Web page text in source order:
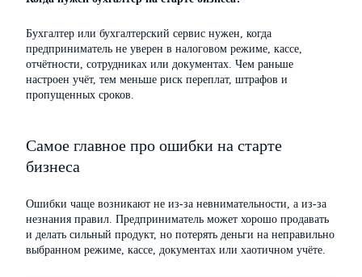
Бухгалтер или бухгалтерский сервис нужен, когда
предприниматель не уверен в налоговом режиме, кассе,
отчётности, сотрудниках или документах. Чем раньше
настроен учёт, тем меньше риск переплат, штрафов и
пропущенных сроков.
Самое главное про ошибки на старте
бизнеса
Ошибки чаще возникают не из-за невнимательности, а из-за
незнания правил. Предприниматель может хорошо продавать
и делать сильный продукт, но потерять деньги на неправильно
выбранном режиме, кассе, документах или хаотичном учёте.